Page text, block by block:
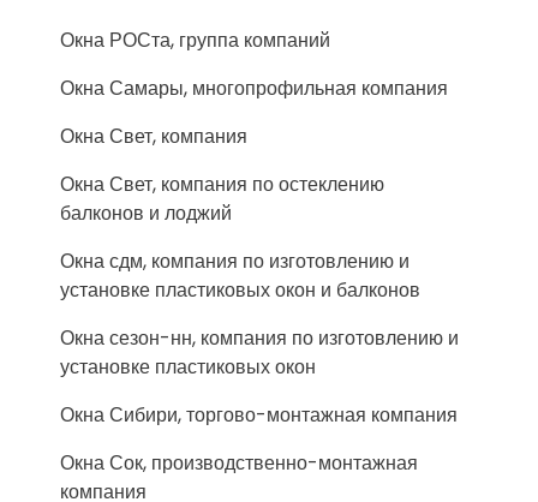
Окна РОСта, группа компаний
Окна Самары, многопрофильная компания
Окна Свет, компания
Окна Свет, компания по остеклению
балконов и лоджий
Окна сдм, компания по изготовлению и
установке пластиковых окон и балконов
Окна сезон-нн, компания по изготовлению и
установке пластиковых окон
Окна Сибири, торгово-монтажная компания
Окна Сок, производственно-монтажная
компания